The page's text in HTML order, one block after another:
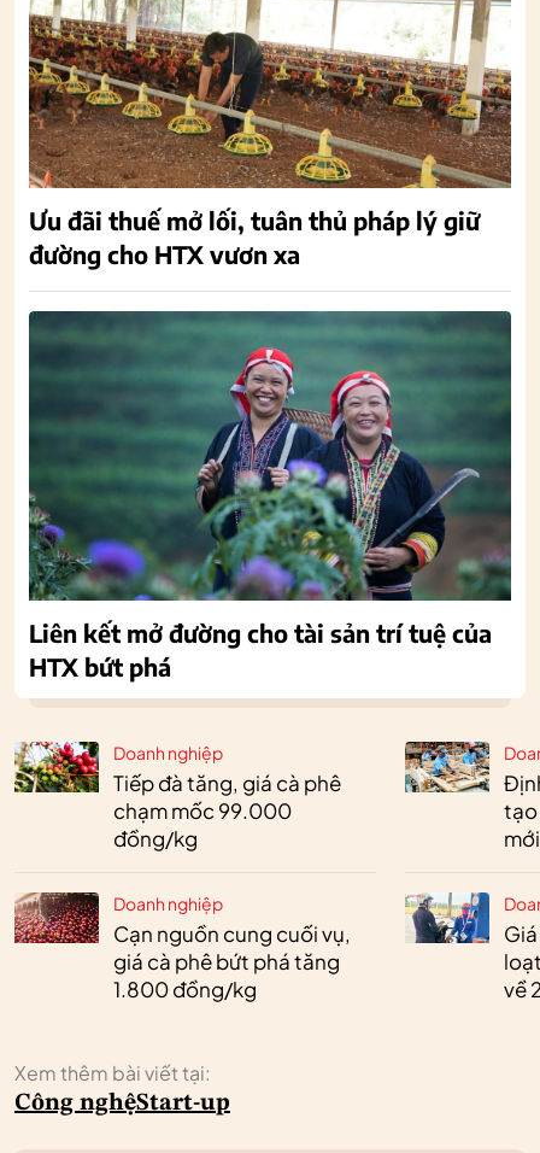
Doanh nghiệp
Tiếp đà tăng, giá cà phê
chạm mốc 99.000
đồng/kg
Doanh nghiệp
Cạn nguồn cung cuối vụ,
giá cà phê bứt phá tăng
1.800 đồng/kg
tạo
về
Xem thêm bài viết tại:
Công nghệStart-up
Ưu đãi thuế mở lối, tuân thủ pháp lý giữ
đường cho HTX vươn xa
Liên kết mở đường cho tài sản trí tuệ của
HTX bứt phá